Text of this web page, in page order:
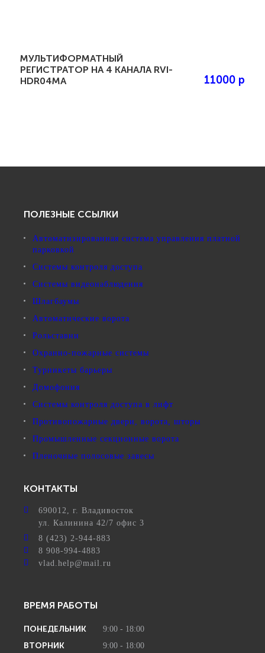
МУЛЬТИФОРМАТНЫЙ
РЕГИСТРАТОР НА 4 КАНАЛА RVI-
HDR04MA
11000 р
ПОЛЕЗНЫЕ ССЫЛКИ
Автоматизированная система управления платной
парковкой
Системы контроля доступа
Системы видеонаблюдения
Шлагбаумы
Автоматические ворота
Рольставни
Охранно-пожарные системы
Турникеты барьеры
Домофония
Системы контроля доступа в лифт
Противопожарные двери, ворота, шторы
Промышленные секционные ворота
Пленочные полосовые завесы
КОНТАКТЫ
690012 , г. Владивосток
ул. Калинина 42/7 офис 3
8 (423) 2-944-883
8 908-994-4883
vlad.help@mail.ru
ВРЕМЯ РАБОТЫ
ПОНЕДЕЛЬНИК 9:00 - 18:00
ВТОРНИК 9:00 - 18:00